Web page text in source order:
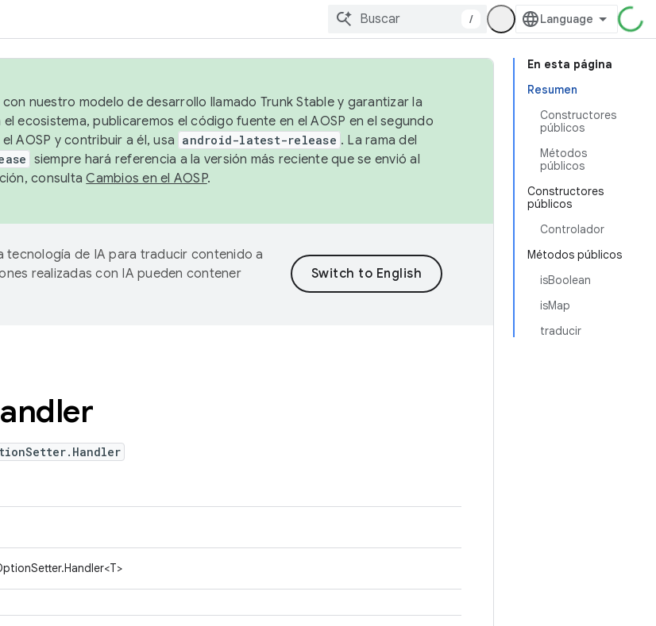
/
En esta página
Resumen
Constructores
públicos
Métodos
públicos
Constructores
públicos
Controlador
Métodos públicos
isBoolean
isMap
traducir
nuestro modelo de desarrollo llamado Trunk Stable y garantizar la
ecosistema, publicaremos el código fuente en el AOSP en el segundo
AOSP y contribuir a él, usa android-latest-release . La rama del
siempre hará referencia a la versión más reciente que se envió al
consultaCambios en el AOSP.
tecnología de IA para traducir contenido a
realizadas con IA pueden contener